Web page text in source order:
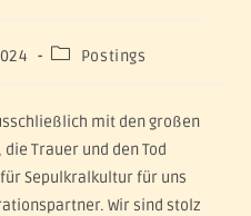
Postings
mit den großen
Trauer und den Tod
Sepulkralkultur für uns
Wir sind stolz